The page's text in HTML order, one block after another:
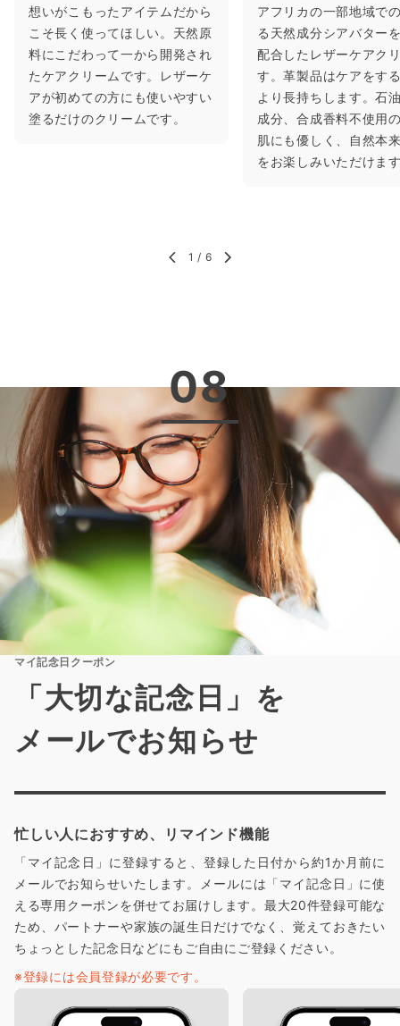
想いがこもったアイテムだから
こそ長く使ってほしい。天然原
料にこだわって一から開発され
たケアクリームです。レザーケ
アが初めての方にも使いやすい
塗るだけのクリームです。
アフリカの一部地域で
る天然成分シアバター
配合したレザーケアク
す。革製品はケアをす
より長持ちします。石
成分、合成香料不使用
肌にも優しく、自然本
をお楽しみいただけま
1 / 6
08
マイ記念日クーポン
「大切な記念日」を
メールでお知らせ
忙しい人におすすめ、リマインド機能
「マイ記念日」に登録すると、登録した日付から約1か月前に
メールでお知らせいたします。メールには「マイ記念日」に使
える専用クーポンを併せてお届けします。最大20件登録可能な
ため、パートナーや家族の誕生日だけでなく、覚えておきたい
ちょっとした記念日などにもご自由にご登録ください。
※登録には会員登録が必要です。